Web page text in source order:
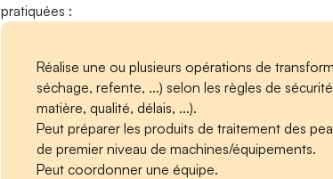
pratiquées :
Réalise une ou plusieurs opérations de
séchage, refente, ...) selon les règles de
matière, qualité, délais, ...).
Peut préparer les produits de traitement des
de premier niveau de machines/équipements.
Peut coordonner une équipe.